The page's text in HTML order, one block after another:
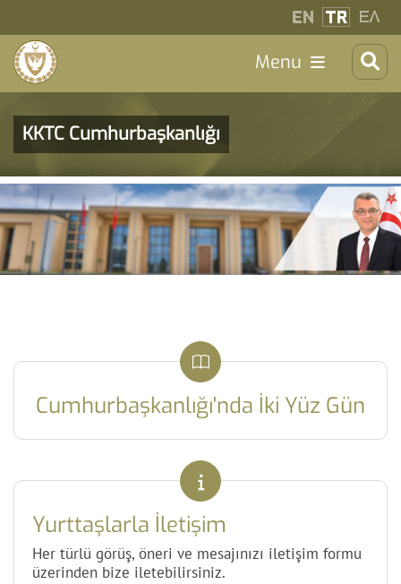
Menu
KKTC Cumhurbaşkanlığı
Cumhurbaşkanlığı'nda İki Yüz Gün
Yurttaşlarla İletişim
Her türlü görüş, öneri ve mesajınızı iletişim formu
üzerinden bize iletebilirsiniz.